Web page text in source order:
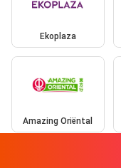
Ekoplaza
Amazing Oriëntal